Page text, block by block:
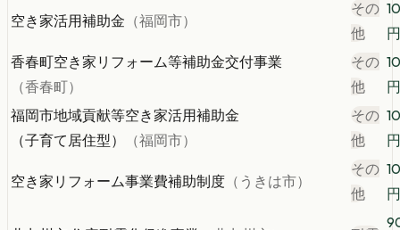
空き家活用補助金 （福岡市）
その
他
円
香春町空き家リフォーム等補助金交付事業
（香春町）
その
他
円
福岡市地域貢献等空き家活用補助金
（子育て居住型）
（福岡市）
その
他
円
空き家リフォーム事業費補助制度 （ うきは市）
その
他
円